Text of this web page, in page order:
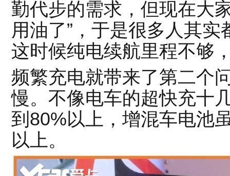
勤代步的需求，但现在大
用油了”，于是很多人其
这时候纯电续航里程不够
频繁充电就带来了第二个
慢。不像电车的超快充十
到80%以上，增混车电池
以上。